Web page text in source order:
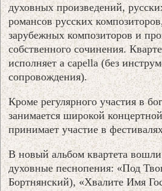
духовных произведений,
романсов русских
зарубежных композиторов и
собственного сочинения.
исполняет a capella (без
сопровождения).
Кроме регулярного участия в
занимается широкой
принимает участие в
В новый альбом квартета
духовные песнопения: «Под
Бортнянский), «Хвалите Имя